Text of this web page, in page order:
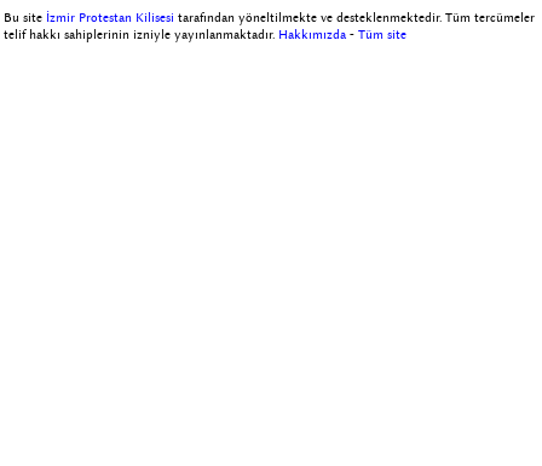
Bu site İzmir Protestan Kilisesi tarafından yöneltilmekte ve desteklenmektedir. Tüm tercümeler
telif hakkı sahiplerinin izniyle yayınlanmaktadır. Hakkımızda -Tüm site